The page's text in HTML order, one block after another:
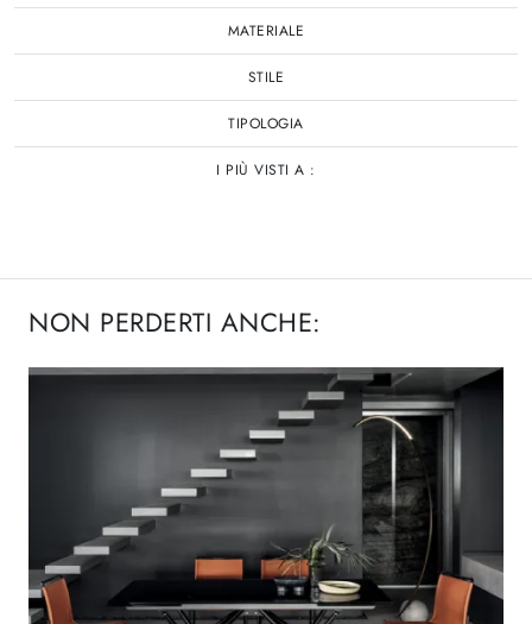
MATERIALE
STILE
TIPOLOGIA
I PIÙ VISTI A :
NON PERDERTI ANCHE: